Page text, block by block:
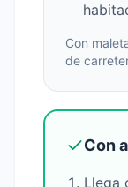
Con
de
Con
Llega